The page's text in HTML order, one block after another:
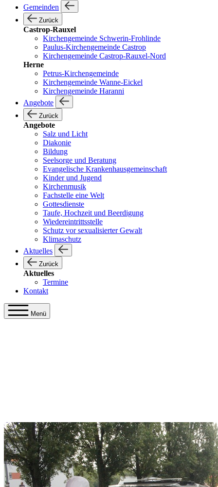
Gemeinden
Zurück
Castrop-Rauxel
Kirchengemeinde Schwerin-Frohlinde
Paulus-Kirchengemeinde Castrop
Kirchengemeinde Castrop-Rauxel-Nord
Herne
Petrus-Kirchengemeinde
Kirchengemeinde Wanne-Eickel
Kirchengemeinde Haranni
Angebote
Zurück
Angebote
Salz und Licht
Diakonie
Bildung
Seelsorge und Beratung
Evangelische Krankenhausgemeinschaft
Kinder und Jugend
Kirchenmusik
Fachstelle eine Welt
Gottesdienste
Taufe, Hochzeit und Beerdigung
Wiedereintrittsstelle
Schutz vor sexualisierter Gewalt
Klimaschutz
Aktuelles
Zurück
Aktuelles
Termine
Kontakt
Menü